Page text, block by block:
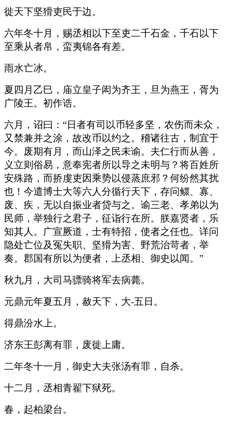
徙天下坚猾吏民于边。
六年冬十月，赐丞相以下至吏二千石金，千石以下
至乘从者帛，蛮夷锦各有差。
雨水亡冰。
夏四月乙巳，庙立皇子闳为齐王，旦为燕王，胥为
广陵王。初作诰。
六月，诏曰：“日者有司以币轻多坚，农伤而未众，
又禁兼并之涂，故改币以约之。稽诸往古，制宜于
今。废期有月，而山泽之民未谕。夫仁行而从善，
义立则俗易，意奉宪者所以导之未明与？将百姓所
安殊路，而挢虔吏因乘势以侵蒸庶邪？何纷然其扰
也！今遣博士大等六人分循行天下，存问鳏、寡、
废、疾，无以自振业者贷与之。谕三老、孝弟以为
民师，举独行之君子，征诣行在所。朕嘉贤者，乐
知其人。广宣厥道，士有特招，使者之任也。详问
隐处亡位及冤失职、坚猾为害、野荒治苛者，举
奏。郡国有所以为便者，上丞相、御史以闻。”
秋九月，大司马骠骑将军去病薨。
元鼎元年夏五月，赦天下，大-五日。
得鼎汾水上。
济东王彭离有罪，废徙上庸。
二年冬十一月，御史大夫张汤有罪，自杀。
十二月，丞相青翟下狱死。
春，起柏梁台。